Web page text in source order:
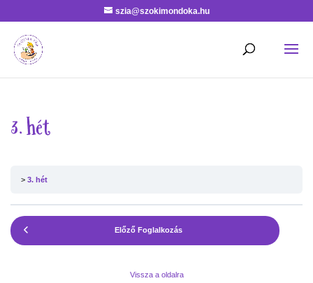
szia@szokimondoka.hu
3. hét
3. hét
Előző Foglalkozás
Vissza a oldalra